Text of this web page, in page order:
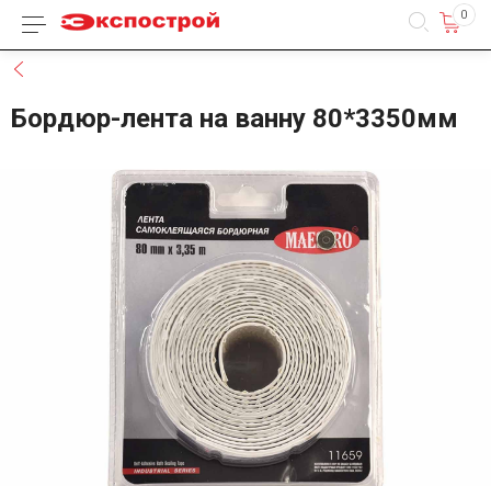
Каталог товаров 0
Бордюр-лента на ванну 80*3350мм